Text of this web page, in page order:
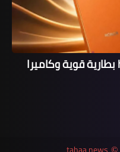
مواصفات وسعر honor 600 pro بطارية قوية وكاميرا
©